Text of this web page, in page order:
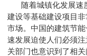
随着城镇化发展速
建设等基础建设项目
市场。中国的建筑节
速发展迫使人们必须
关部门也意识到了相